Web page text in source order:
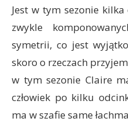
Jest w tym sezonie
zwykle
symetrii, co jest
skoro o rzeczach
w tym sezonie Claire
człowiek po kilku
ma w szafie same